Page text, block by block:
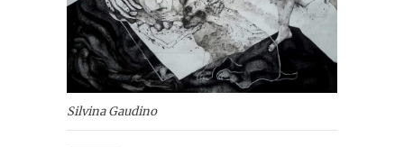
Silvina Gaudino